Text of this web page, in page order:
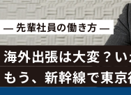
— 先輩社員の働き方 —
海外出張は大変 ？ い
も う、新幹線で東京